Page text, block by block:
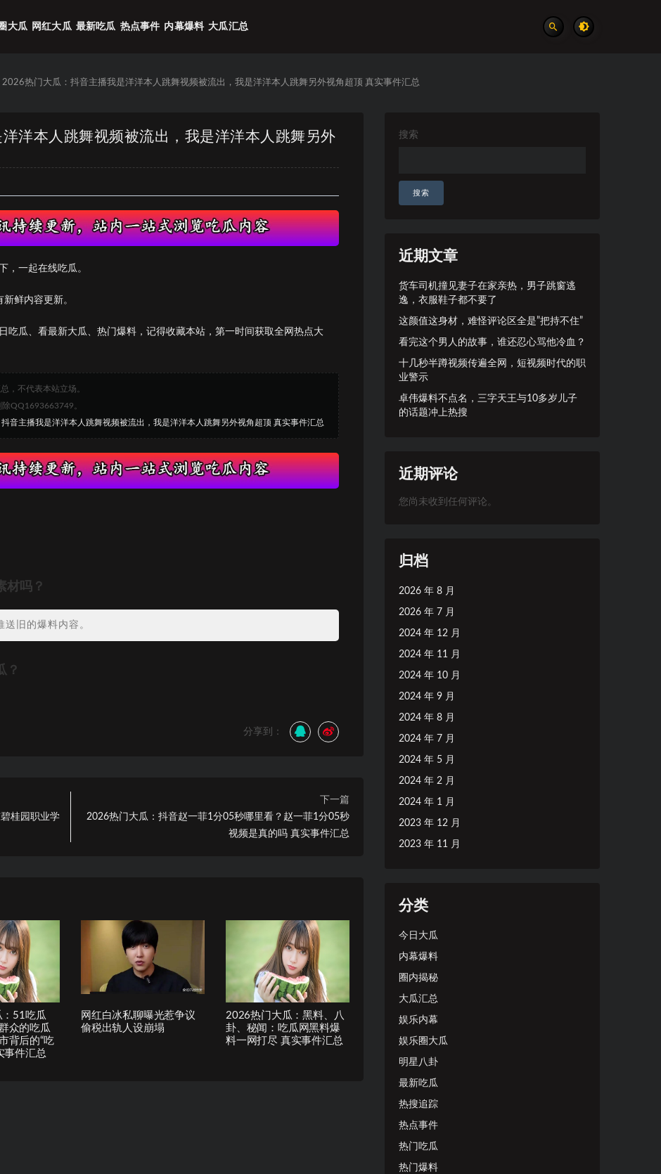
大瓜 网红大瓜 最新吃瓜 热点事件 内幕爆料 大瓜汇总
2026热门大瓜：抖音主播我是洋洋本人跳舞视频被流出，我是洋洋本人跳舞另外视角超顶 真实事件汇总
洋本人跳舞视频被流出，我是洋洋本人跳舞另外
，一起在线吃瓜。
新鲜内容更新。
吃瓜、看最新大瓜、热门爆料，记得收藏本站，第一时间获取全网热点大
，不代表本站立场。
QQ1693663749。
音主播我是洋洋本人跳舞视频被流出，我是洋洋本人跳舞另外视角超顶 真实事件汇总
材吗？
旧的爆料内容。
？
分享到：
桂园职业学
下一篇
2026热门大瓜：抖音赵一菲1分05秒哪里看？赵一菲1分05秒
视频是真的吗 真实事件汇总
51吃瓜
众的吃瓜
背后的“吃
事件汇总
网红白冰私聊曝光惹争议
偷税出轨人设崩塌
2026热门大瓜：黑料、八
卦、秘闻：吃瓜网黑料爆
料一网打尽 真实事件汇总
搜索
搜索
近期文章
货车司机撞见妻子在家亲热，男子跳窗逃
逸，衣服鞋子都不要了
这颜值这身材，难怪评论区全是”把持不住”
看完这个男人的故事，谁还忍心骂他冷血？
十几秒半蹲视频传遍全网，短视频时代的职
业警示
卓伟爆料不点名，三字天王与10多岁儿子
的话题冲上热搜
近期评论
您尚未收到任何评论。
归档
2026 年 8 月
2026 年 7 月
2024 年 12 月
2024 年 11 月
2024 年 10 月
2024 年 9 月
2024 年 8 月
2024 年 7 月
2024 年 5 月
2024 年 2 月
2024 年 1 月
2023 年 12 月
2023 年 11 月
分类
今日大瓜
内幕爆料
圈内揭秘
大瓜汇总
娱乐内幕
娱乐圈大瓜
明星八卦
最新吃瓜
热搜追踪
热点事件
热门吃瓜
热门爆料